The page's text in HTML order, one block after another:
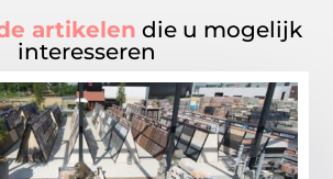
artikelen die u mogelijk
interesseren